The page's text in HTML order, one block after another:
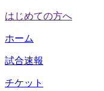
はじめての方へ
ホーム
試合速報
チケット